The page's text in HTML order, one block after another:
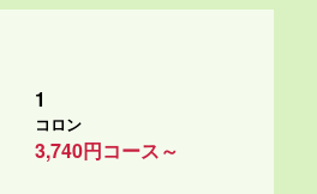
1
コロン
3,740円コース～